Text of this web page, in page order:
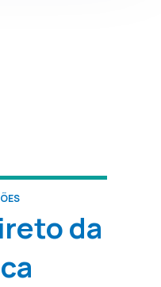
da